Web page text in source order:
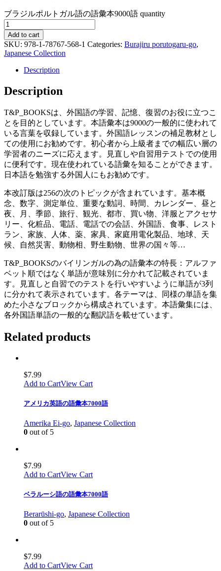
ブラジルポルトガル語の語彙本9000語 quantity
Add to cart
SKU: 978-1-78767-568-1 Categories: Burajiru porutogaru-go,
Japanese Collection
Description
Description
T&P_BOOKSは、外国語の学習、記憶、復習のお役に立つこ
とを目的としています。本語彙本は9000の一般的に使われて
いる言葉を収録しています。外国語レッスンの補足教材とし
ての使用にお勧めです。初心者から上級者までの幅広い層の
学習者のニーズに応えます。見直しや自習用テストでの使用
に便利です。現在使われている語彙を知ることができます。
日本語を勉強する外国人にもお勧めです。
本改訂版は256の次のトピックが含まれています。基本概
念、数字、測定単位、重要な動詞、時間、カレンダー、昼と
夜、月、季節、旅行、観光、都市、買い物、洋服とアクセサ
リー、化粧品、電話、電話での会話、外国語、食事、レスト
ラン、家族、人体、薬、家具、家庭用電化製品、地球、天
候、自然災害、動物相、野生動物、世界の国々等…
T&P_BOOKSのバイリンガルの為の語彙本の特長：アルファ
ベット順ではなく単語が意味別に分かれて記載されていま
す。見直しと自習でのテストを行いやすいように単語が3列
に分かれて表示されています。各テーマは、同様の単語を集
めた小さなブロックから構成されています。本語彙集には、
各外国語単語の一般的な翻訳語を載せています。
Related products
$7.99
Add to CartView Cart
アメリカ英語の語彙本7000語
Amerika Ei-go, Japanese Collection
0 out of 5
$7.99
Add to CartView Cart
ベラルーシ語の語彙本7000語
Berarūshi-go, Japanese Collection
0 out of 5
$7.99
Add to CartView Cart